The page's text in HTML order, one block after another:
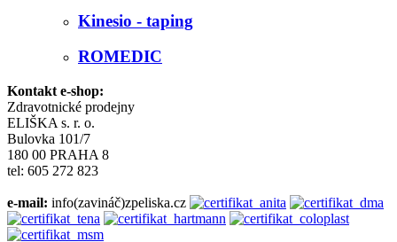
Kinesio - taping
ROMEDIC
Kontakt e-shop:
Zdravotnické prodejny
ELIŠKA s. r. o.
Bulovka 101/7
180 00 PRAHA 8
tel: 605 272 823
e-mail: info(zavináč)zpeliska.cz